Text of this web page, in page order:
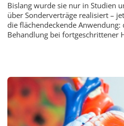
Bislang wurde sie nur in Studien
über Sonderverträge realisiert –
die flächendeckende
Behandlung bei fortgeschrittener